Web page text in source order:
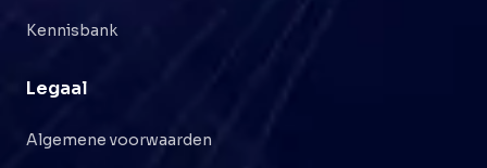
Kennisbank
Legaal
Algemene voorwaarden